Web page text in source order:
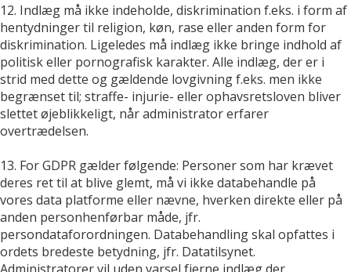
12. Indlæg må ikke indeholde, diskrimination f.eks. i form af
hentydninger til religion, køn, rase eller anden form for
diskrimination. Ligeledes må indlæg ikke bringe indhold af
politisk eller pornografisk karakter. Alle indlæg, der er i
strid med dette og gældende lovgivning f.eks. men ikke
begrænset til; straffe- injurie- eller ophavsretsloven bliver
slettet øjeblikkeligt, når administrator erfarer
overtrædelsen.
13. For GDPR gælder følgende: Personer som har krævet
deres ret til at blive glemt, må vi ikke databehandle på
vores data platforme eller nævne, hverken direkte eller på
anden personhenførbar måde, jfr.
persondataforordningen. Databehandling skal opfattes i
ordets bredeste betydning, jfr. Datatilsynet.
Administratorer vil uden varsel fjerne indlæg der